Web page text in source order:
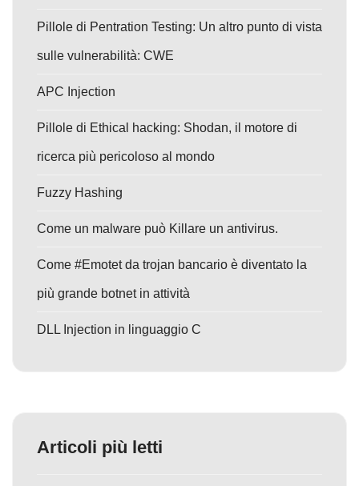
Pillole di Pentration Testing: Un altro punto di vista
sulle vulnerabilità: CWE
APC Injection
Pillole di Ethical hacking: Shodan, il motore di
ricerca più pericoloso al mondo
Fuzzy Hashing
Come un malware può Killare un antivirus.
Come #Emotet da trojan bancario è diventato la
più grande botnet in attività
DLL Injection in linguaggio C
Articoli più letti